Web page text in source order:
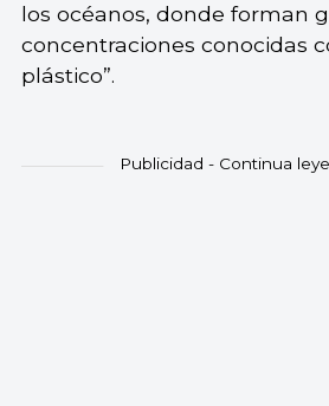
los océanos, donde forman
concentraciones conocidas
plástico”.